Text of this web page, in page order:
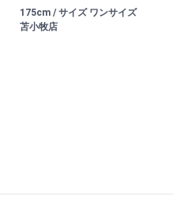
175cm / サイズ ワンサイズ
苫小牧店